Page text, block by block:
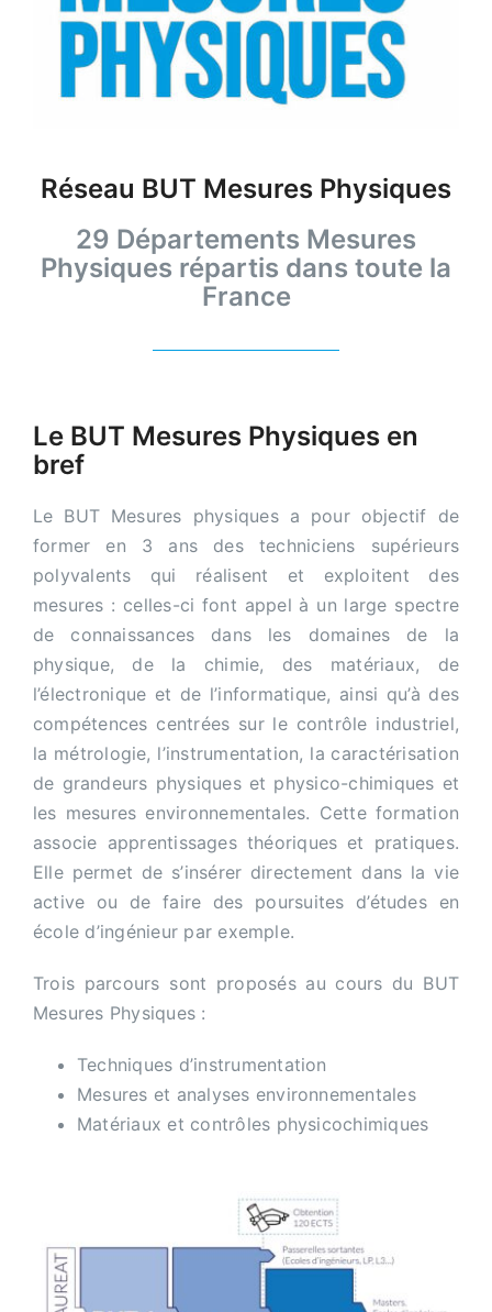
Réseau BUT Mesures Physiques
29 Départements Mesures
Physiques répartis dans toute la
France
Le BUT Mesures Physiques en
bref
Le BUT Mesures physiques a pour objectif de
former en 3 ans des techniciens supérieurs
polyvalents qui réalisent et exploitent des
mesures : celles-ci font appel à un large spectre
de connaissances dans les domaines de la
physique, de la chimie, des matériaux, de
l’électronique et de l’informatique, ainsi qu’à des
compétences centrées sur le contrôle industriel,
la métrologie, l’instrumentation, la caractérisation
de grandeurs physiques et physico-chimiques et
les mesures environnementales. Cette formation
associe apprentissages théoriques et pratiques.
Elle permet de s’insérer directement dans la vie
active ou de faire des poursuites d’études en
école d’ingénieur par exemple.
Trois parcours sont proposés au cours du BUT
Mesures Physiques :
Techniques d’instrumentation
Mesures et analyses environnementales
Matériaux et contrôles physicochimiques